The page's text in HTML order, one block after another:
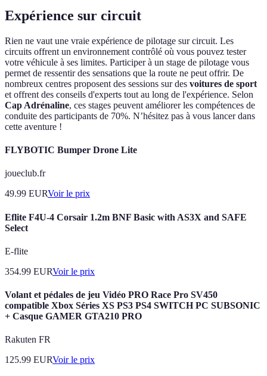
Expérience sur circuit
Rien ne vaut une vraie expérience de pilotage sur circuit. Les
circuits offrent un environnement contrôlé où vous pouvez tester
votre véhicule à ses limites. Participer à un stage de pilotage vous
permet de ressentir des sensations que la route ne peut offrir. De
nombreux centres proposent des sessions sur des voitures de sport
et offrent des conseils d'experts tout au long de l'expérience. Selon
Cap Adrénaline, ces stages peuvent améliorer les compétences de
conduite des participants de 70%. N’hésitez pas à vous lancer dans
cette aventure !
FLYBOTIC Bumper Drone Lite
joueclub.fr
49.99 EURVoir le prix
Eflite F4U-4 Corsair 1.2m BNF Basic with AS3X and SAFE
Select
E-flite
354.99 EURVoir le prix
Volant et pédales de jeu Vidéo PRO Race Pro SV450
compatible Xbox Séries XS PS3 PS4 SWITCH PC SUBSONIC
+ Casque GAMER GTA210 PRO
Rakuten FR
125.99 EURVoir le prix